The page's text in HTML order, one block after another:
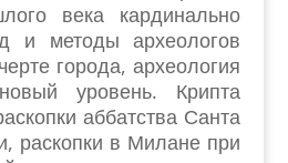
века кардинально
и методы археологов
города, археология
уровень. Крипта
аббатства Санта
раскопки в Милане при